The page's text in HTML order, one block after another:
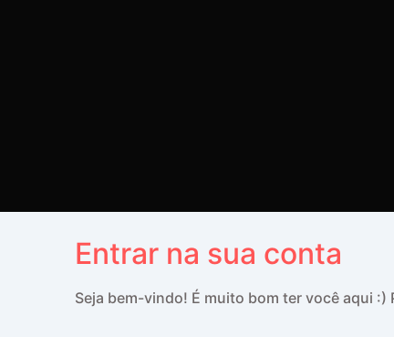
Entrar na sua conta
Seja bem-vindo! É muito bom ter você aqui